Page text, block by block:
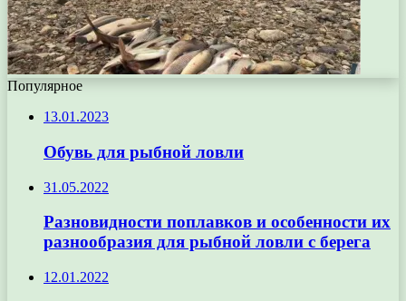
Популярное
13.01.2023
Обувь для рыбной ловли
31.05.2022
Разновидности поплавков и особенности их
разнообразия для рыбной ловли с берега
12.01.2022